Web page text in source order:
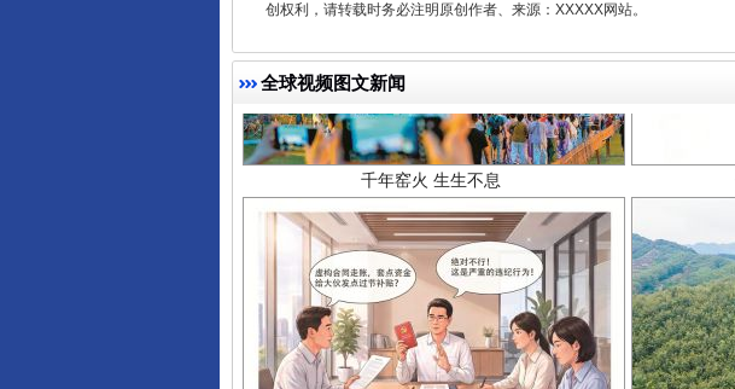
创权利，请转载时务必注明原创作者、来源：XXXXX网站。
全球视频图文新闻
千年窑火 生生不息
揭开“小金库”的免责幌子